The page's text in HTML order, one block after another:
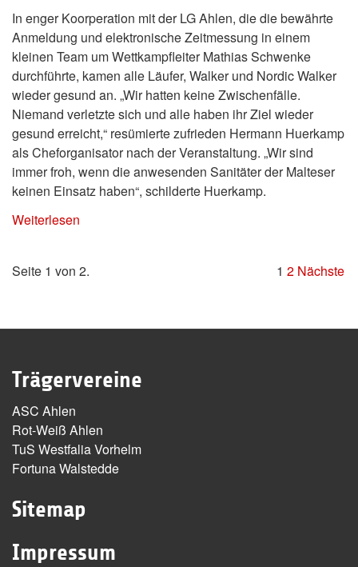
In enger Koorperation mit der LG Ahlen, die die bewährte
Anmeldung und elektronische Zeitmessung in einem
kleinen Team um Wettkampfleiter Mathias Schwenke
durchführte, kamen alle Läufer, Walker und Nordic Walker
wieder gesund an. „Wir hatten keine Zwischenfälle.
Niemand verletzte sich und alle haben ihr Ziel wieder
gesund erreicht,“ resümierte zufrieden Hermann Huerkamp
als Cheforganisator nach der Veranstaltung. „Wir sind
immer froh, wenn die anwesenden Sanitäter der Malteser
keinen Einsatz haben“, schilderte Huerkamp.
Weiterlesen
Seite 1 von 2. 1 2 Nächste
Trägervereine
ASC Ahlen
Rot-Weiß Ahlen
TuS Westfalia Vorhelm
Fortuna Walstedde
Sitemap
Impressum